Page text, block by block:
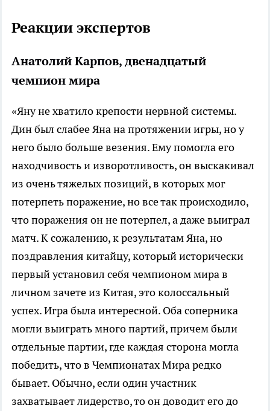
Реакции экспертов
Анатолий Карпов, двенадцатый
чемпион мира
«Яну не хватило крепости нервной системы.
Дин был слабее Яна на протяжении игры, но у
него было больше везения. Ему помогла его
находчивость и изворотливость, он выскакивал
из очень тяжелых позиций, в которых мог
потерпеть поражение, но все так происходило,
что поражения он не потерпел, а даже выиграл
матч. К сожалению, к результатам Яна, но
поздравления китайцу, который исторически
первый установил себя чемпионом мира в
личном зачете из Китая, это колоссальный
успех. Игра была интересной. Оба соперника
могли выиграть много партий, причем были
отдельные партии, где каждая сторона могла
победить, что в Чемпионатах Мира редко
бывает. Обычно, если один участник
захватывает лидерство, то он доводит его до